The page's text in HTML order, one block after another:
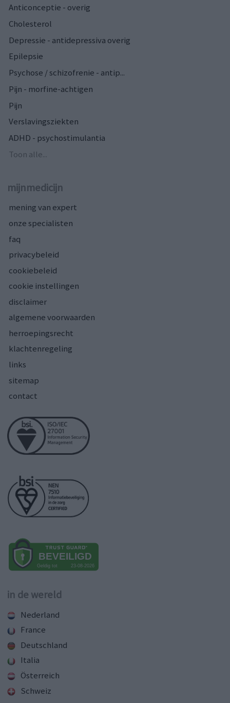
Anticonceptie - overig
Cholesterol
Depressie - antidepressiva overig
Epilepsie
Psychose / schizofrenie - antip...
Pijn - morfine-achtigen
Pijn
Verslavingsziekten
ADHD - psychostimulantia
Toon alle...
mijnmedicijn
mening van expert
onze specialisten
faq
privacybeleid
cookiebeleid
cookie instellingen
disclaimer
algemene voorwaarden
herroepingsrecht
klachtenregeling
links
sitemap
contact
in de wereld
Nederland
France
Deutschland
Italia
Österreich
Schweiz